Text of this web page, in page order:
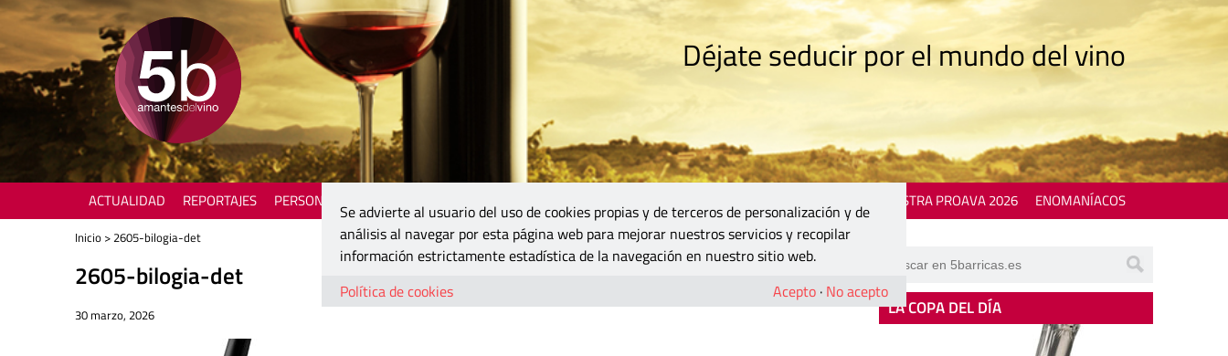
Déjate seducir por el mundo del vino
ACTUALIDAD REPORTAJES PERSONAJES MOSTRA PROAVA 2026 ENOMANÍACOS
Inicio > 2605-bilogia-det
2605-bilogia-det
30 marzo, 2026 LA COPA DEL DÍA
Se advierte al usuario del uso de cookies propias y de terceros de personalización y de
análisis al navegar por esta página web para mejorar nuestros servicios y recopilar
información estrictamente estadística de la navegación en nuestro sitio web.
Política de cookies
Acepto · No acepto